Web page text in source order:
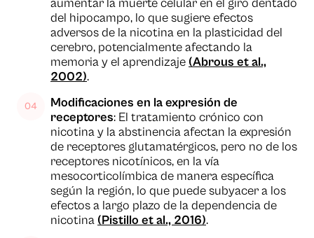
aumentar la muerte celular en el giro dentado
del hipocampo, lo que sugiere efectos
adversos de la nicotina en la plasticidad del
cerebro, potencialmente afectando la
memoria y el aprendizaje (Abrous et al.,
2002).
Modificaciones en la expresión de
receptores: El tratamiento crónico con
nicotina y la abstinencia afectan la expresión
de receptores glutamatérgicos, pero no de los
receptores nicotínicos, en la vía
mesocorticolímbica de manera específica
según la región, lo que puede subyacer a los
efectos a largo plazo de la dependencia de
nicotina (Pistillo et al., 2016).